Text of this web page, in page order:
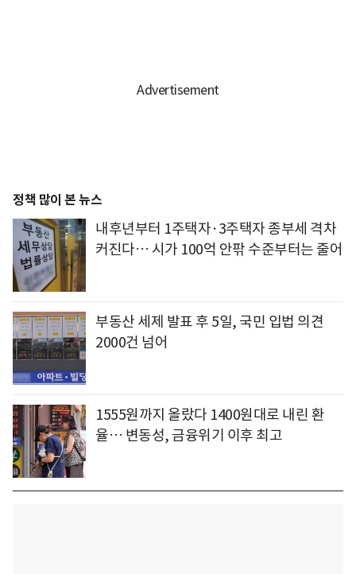
정책 많이 본 뉴스
내후년부터 1주택자·3주택자 종부세 격차
커진다… 시가 100억 안팎 수준부터는 줄어
부동산 세제 발표 후 5일, 국민 입법 의견
2000건 넘어
1555원까지 올랐다 1400원대로 내린 환
율… 변동성, 금융위기 이후 최고